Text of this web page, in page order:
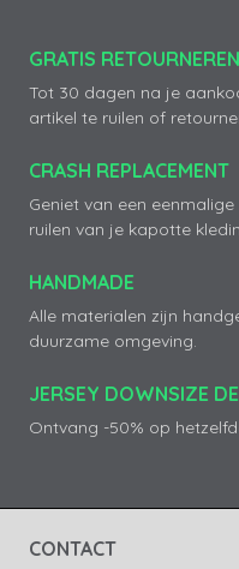
GRATIS RETOURNEREN
Tot 30 dagen na je
artikel te ruilen of
CRASH REPLACEMENT
Geniet van een
ruilen van je kapotte
HANDMADE
Alle materialen zijn
duurzame omgeving.
JERSEY DOWNSIZE
Ontvang -50% op
CONTACT